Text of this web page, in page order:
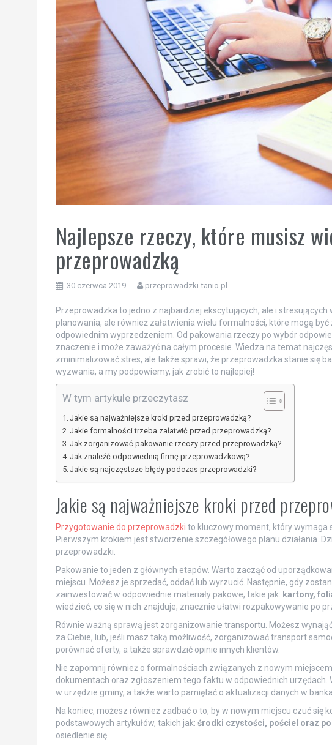
Najlepsze rzeczy, które musisz
przeprowadzką
30 czerwca 2019 przeprowadzki-tanio.pl
Przeprowadzka to jedno z najbardziej ekscytujących, ale i
planowania, ale również załatwienia wielu formalności, które mogą
odpowiednim wyprzedzeniem. Od pakowania rzeczy po wybór
znaczenie i może zaważyć na całym procesie. Wiedza na temat
zminimalizować stres, ale także sprawi, że przeprowadzka stanie się
wyzwania, a my podpowiemy, jak zrobić to najlepiej!
W tym artykule przeczytasz
Jakie są najważniejsze kroki przed przeprowadzką?
Jakie formalności trzeba załatwić przed przeprowadzką?
Jak zorganizować pakowanie rzeczy przed przeprowadzką?
Jak znaleźć odpowiednią firmę przeprowadzkową?
Jakie są najczęstsze błędy podczas przeprowadzki?
Jakie są najważniejsze kroki przed
Przygotowanie do przeprowadzki to kluczowy moment, który wymaga
Pierwszym krokiem jest stworzenie szczegółowego planu działania.
przeprowadzki.
Pakowanie to jeden z głównych etapów. Warto zacząć od
miejscu. Możesz je sprzedać, oddać lub wyrzucić. Następnie, gdy
zainwestować w odpowiednie materiały pakowe, takie jak: kartony,
wiedzieć, co się w nich znajduje, znacznie ułatwi rozpakowywanie po
Równie ważną sprawą jest zorganizowanie transportu. Możesz
za Ciebie, lub, jeśli masz taką możliwość, zorganizować transport
porównać oferty, a także sprawdzić opinie innych klientów.
Nie zapomnij również o formalnościach związanych z nowym
dokumentach oraz zgłoszeniem tego faktu w odpowiednich urzędach.
w urzędzie gminy, a także warto pamiętać o aktualizacji danych w
Na koniec, możesz również zadbać o to, by w nowym miejscu czuć
podstawowych artykułów, takich jak: środki czystości, pościel oraz
osiedlenie się.